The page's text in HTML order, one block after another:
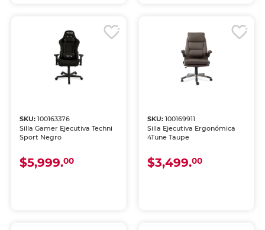
SKU:100163376
Silla Gamer Ejecutiva Techni
Sport Negro
$5,999.00
SKU: 100169911
Silla Ejecutiva Ergonómica
4Tune Taupe
$3,499.00